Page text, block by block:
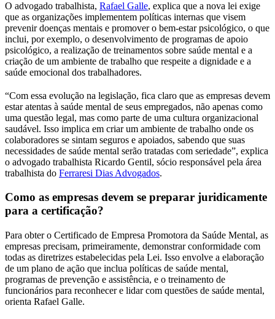
O advogado trabalhista, Rafael Galle, explica que a nova lei exige
que as organizações implementem políticas internas que visem
prevenir doenças mentais e promover o bem-estar psicológico, o que
inclui, por exemplo, o desenvolvimento de programas de apoio
psicológico, a realização de treinamentos sobre saúde mental e a
criação de um ambiente de trabalho que respeite a dignidade e a
saúde emocional dos trabalhadores.
“Com essa evolução na legislação, fica claro que as empresas devem
estar atentas à saúde mental de seus empregados, não apenas como
uma questão legal, mas como parte de uma cultura organizacional
saudável. Isso implica em criar um ambiente de trabalho onde os
colaboradores se sintam seguros e apoiados, sabendo que suas
necessidades de saúde mental serão tratadas com seriedade”, explica
o advogado trabalhista Ricardo Gentil, sócio responsável pela área
trabalhista do Ferraresi Dias Advogados.
Como as empresas devem se preparar juridicamente
para a certificação?
Para obter o Certificado de Empresa Promotora da Saúde Mental, as
empresas precisam, primeiramente, demonstrar conformidade com
todas as diretrizes estabelecidas pela Lei. Isso envolve a elaboração
de um plano de ação que inclua políticas de saúde mental,
programas de prevenção e assistência, e o treinamento de
funcionários para reconhecer e lidar com questões de saúde mental,
orienta Rafael Galle.